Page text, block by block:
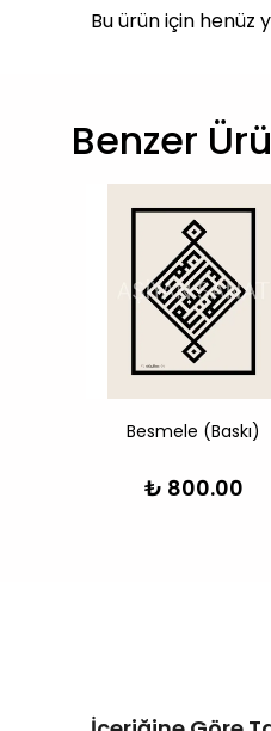
Bu ürün için henüz
Benzer
Besmele (Baskı)
₺ 800.00